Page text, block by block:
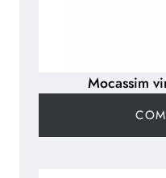
Mocassim